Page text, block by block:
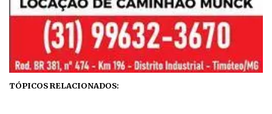
TÓPICOS RELACIONADOS: